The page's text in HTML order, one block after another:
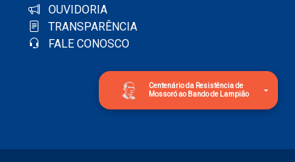
Centenário da Resistência de
Mossoró ao Bando de Lampião
OUVIDORIA
TRANSPARÊNCIA
FALE CONOSCO